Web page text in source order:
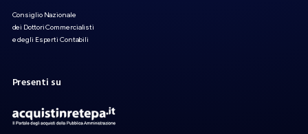
Consiglio Nazionale
dei Dottori Commercialisti
e degli Esperti Contabili
Presenti su